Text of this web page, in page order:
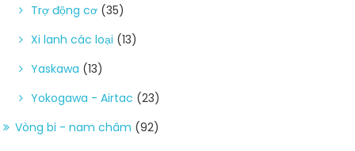
Trợ động cơ (35)
Xi lanh các loại (13)
Yaskawa (13)
Yokogawa - Airtac (23)
Vòng bi - nam châm (92)